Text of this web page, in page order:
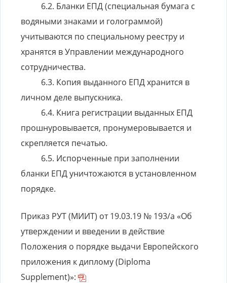
Бланки ЕПД (специальная бумага с
водяными знаками и голограммой)
учитываются по специальному реестру и
хранятся в Управлении международного
сотрудничества.
Копия выданного ЕПД хранится в
личном деле выпускника.
Книга регистрации выданных ЕПД
прошнуровывается, пронумеровывается и
скрепляется печатью.
Испорченные при заполнении
бланки ЕПД уничтожаются в установленном
порядке.
Приказ РУТ (МИИТ) от 19.03.19 № 193/а «Об
утверждении и введении в действие
Положения о порядке выдачи Европейского
приложения к диплому (Diploma
Supplement)»: